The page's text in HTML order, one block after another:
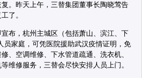
。昨天上午，三替集团董事长陶晓莺告
了。
布，杭州主城区（包括萧山、滨江、下
员家庭，可凭医院援助武汉疫情证明，免
、空调维修、下水管道疏通、洗衣机、
维修服务，三替会尽快安排人员上门。